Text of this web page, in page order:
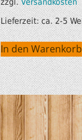
Lieferzeit:ca. 2-5
In den Warenkorb